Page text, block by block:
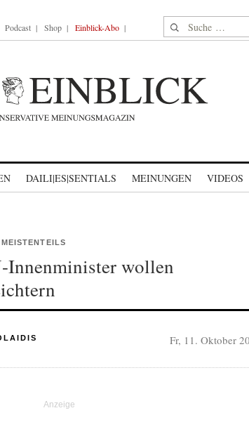
Podcast Shop Einblick-Abo Suche nach:
DAILI|ES|SENTIALS MEINUNGEN VIDEOS
Innenminister wollen
Fr, 11. Oktober